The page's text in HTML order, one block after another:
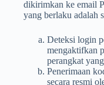
dikirimkan ke email
yang berlaku adalah
Deteksi login
mengaktifkan
perangkat
Penerimaan
secara resmi